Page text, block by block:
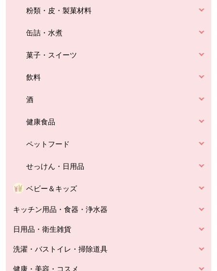
粉類・皮・製菓材料
缶詰・水煮
菓子・スイーツ
飲料
酒
健康食品
ペットフード
せっけん・日用品
ベビー＆キッズ
キッチン用品・食器・浄水器
日用品・衛生雑貨
洗濯・バストイレ・掃除道具
健康・美容・コスメ